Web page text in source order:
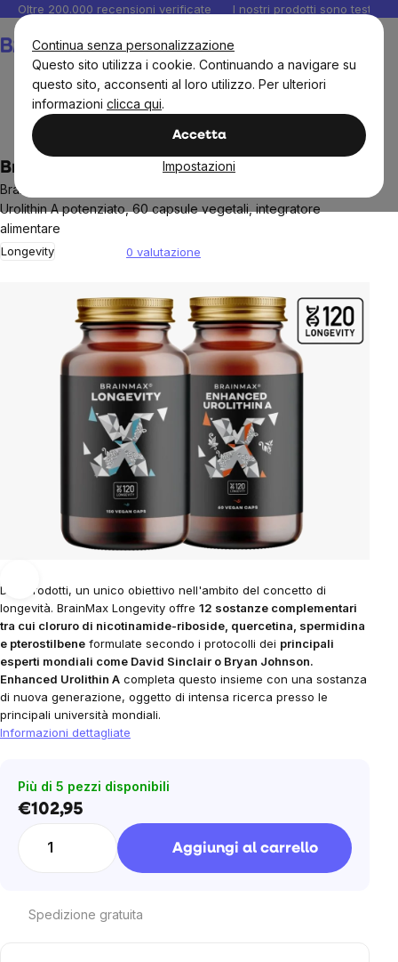
Continua senza personalizzazione
Questo sito utilizza i cookie. Continuando a navigare su
questo sito, acconsenti al loro utilizzo. Per ulteriori
informazioni clicca qui.
Accetta
Impostazioni
Salta
contenuto
Oltre 200.000 recensioni verificate I nostri prodotti sono testati
Stop alll'invecchiamento
BrainMax Longevity PLUS
BrainMax Longevity®, 150 capsule vegetali + BrainMax
Urolithin A potenziato, 60 capsule vegetali, integratore
alimentare
Longevity 0 valutazione
Due prodotti, un unico obiettivo nell'ambito del concetto di
longevità. BrainMax Longevity offre 12 sostanze complementari
tra cui cloruro di nicotinamide-riboside, quercetina, spermidina
e pterostilbene formulate secondo i protocolli dei principali
esperti mondiali come David Sinclair o Bryan Johnson.
Enhanced Urolithin A completa questo insieme con una sostanza
di nuova generazione, oggetto di intensa ricerca presso le
principali università mondiali.
Informazioni dettagliate
Più di 5 pezzi disponibili
€102,95Prezzo
unitario:
Aggiungi al carrello
Spedizione gratuita